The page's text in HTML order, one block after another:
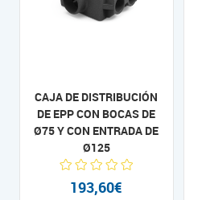
CAJA DE DISTRIBUCIÓN
DE EPP CON BOCAS DE
Ø75 Y CON ENTRADA DE
Ø125
193,60€